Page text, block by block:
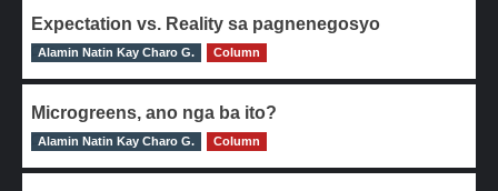
Expectation vs. Reality sa pagnenegosyo
0
Alamin Natin Kay Charo G. Column
Microgreens, ano nga ba ito?
0
Alamin Natin Kay Charo G. Column